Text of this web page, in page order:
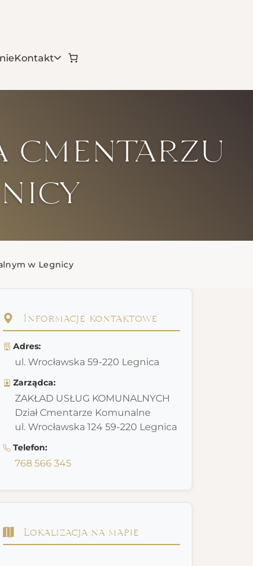
Kontakt
cmentarzu
w Legnicy
Informacje kontaktowe
Adres:
ul. Wrocławska 59-220 Legnica
Zarządca:
ZAKŁAD USŁUG KOMUNALNYCH
Dział Cmentarze Komunalne
ul. Wrocławska 124 59-220 Legnica
Telefon:
768 566 345
Lokalizacja na mapie